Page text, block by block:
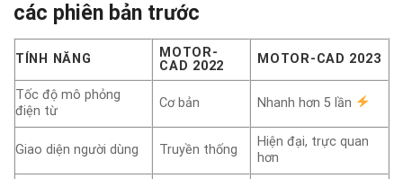
các phiên bản trước
TÍNH NĂNG
MOTOR-
CAD 2022
MOTOR-CAD 2023
Tốc độ mô phỏng
điện từ
Cơ bản Nhanh hơn 5 lần
Giao diện người dùng Truyền thống
Hiện đại, trực quan
hơn